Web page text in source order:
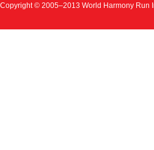
Copyright © 2005–2013 World Harmony Run